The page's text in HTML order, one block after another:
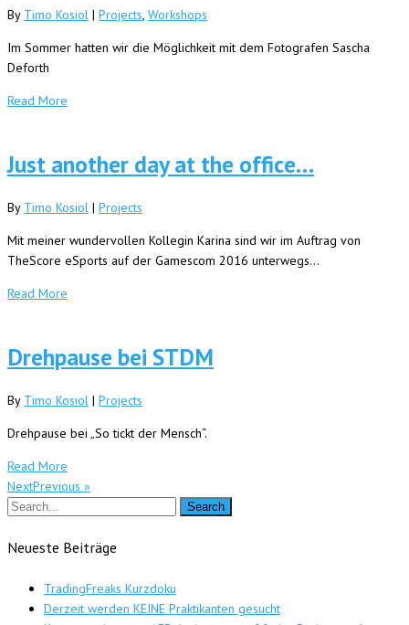
By Timo Kosiol | Projects Workshops
Im Sommer hatten wir die Möglichkeit mit dem Fotografen Sascha
Deforth
Read More
Just another day at the office…
By Timo Kosiol | Projects
Mit meiner wundervollen Kollegin Karina sind wir im Auftrag von
TheScore eSports auf der Gamescom 2016 unterwegs…
Read More
Drehpause bei STDM
By Timo Kosiol | Projects
Drehpause bei „So tickt der Mensch“.
Read More
NextPrevious »
Neueste Beiträge
TradingFreaks Kurzdoku
Derzeit werden KEINE Praktikanten gesucht